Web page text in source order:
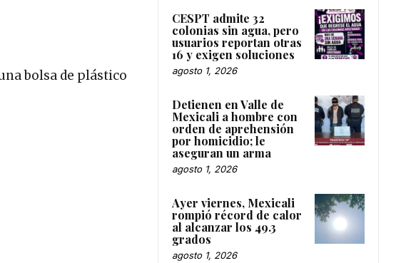
bolsa de plástico
CESPT admite 32
colonias sin agua, pero
usuarios reportan otras
16 y exigen soluciones
agosto 1, 2026
Detienen en Valle de
Mexicali a hombre con
orden de aprehensión
por homicidio; le
aseguran un arma
agosto 1, 2026
Ayer viernes, Mexicali
rompió récord de calor
al alcanzar los 49.3
grados
agosto 1, 2026